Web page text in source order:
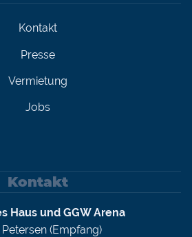
Kontakt
Presse
Vermietung
Jobs
Kontakt
Haus und GGW Arena
Petersen (Empfang)